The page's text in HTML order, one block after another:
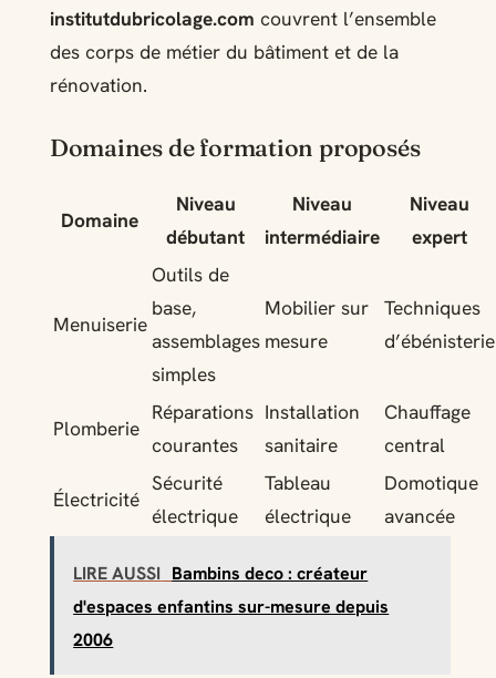
institutdubricolage.com couvrent l’ensemble
des corps de métier du bâtiment et de la
rénovation.
Domaines de formation proposés
Domaine
Niveau
débutant
Niveau
intermédiaire
Niveau
expert
Menuiserie
Outils de
base,
assemblages
simples
Mobilier sur
mesure
Techniques
d’ébénisterie
Plomberie
Réparations
courantes
Installation
sanitaire
Chauffage
central
Électricité
Sécurité
électrique
Tableau
électrique
Domotique
avancée
LIRE AUSSI Bambins deco : créateur
d'espaces enfantins sur-mesure depuis
2006